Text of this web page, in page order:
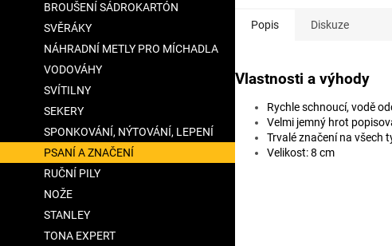
BROUŠENÍ SÁDROKARTÓN
SVĚRÁKY
NÁHRADNÍ METLY PRO MÍCHADLA
VODOVÁHY
SVÍTILNY
SEKERY
SPONKOVÁNÍ, NÝTOVÁNÍ, LEPENÍ
PSANÍ A ZNAČENÍ
RUČNÍ PILY
NOŽE
STANLEY
TONA EXPERT
Popis Diskuze
Vlastnosti a výhody
Rychle schnoucí, vodě
Velmi jemný hrot
Trvalé značení na všech
Velikost: 8 cm